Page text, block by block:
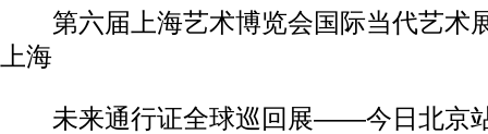
第六届上海艺术博览会国际当代艺术
上海
未来通行证全球巡回展——今日北京站